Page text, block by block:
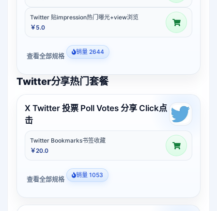
Twitter 贴impression热门曝光+view浏览
￥5.0
查看全部规格 销量 2644
Twitter分享热门套餐
X Twitter 投票 Poll Votes 分享 Click点
击
Twitter Bookmarks书签收藏
￥20.0
查看全部规格 销量 1053